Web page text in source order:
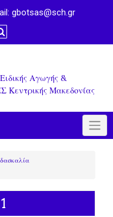
gbotsas@sch.gr
Αγωγής &
Κεντρικής Μακεδονίας